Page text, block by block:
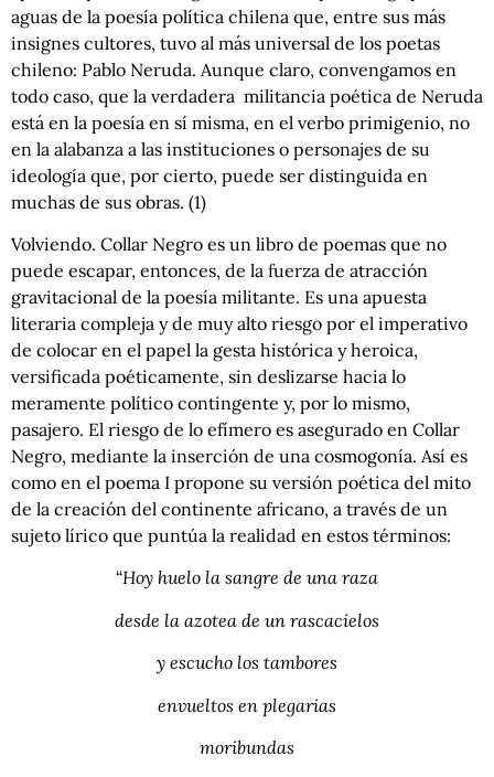
aguas de la poesía política chilena que, entre sus más
insignes cultores, tuvo al más universal de los poetas
chileno: Pablo Neruda. Aunque claro, convengamos en
todo caso, que la verdadera militancia poética de Neruda
está en la poesía en sí misma, en el verbo primigenio, no
en la alabanza a las instituciones o personajes de su
ideología que, por cierto, puede ser distinguida en
muchas de sus obras. (1)
Volviendo. Collar Negro es un libro de poemas que no
puede escapar, entonces, de la fuerza de atracción
gravitacional de la poesía militante. Es una apuesta
literaria compleja y de muy alto riesgo por el imperativo
de colocar en el papel la gesta histórica y heroica,
versificada poéticamente, sin deslizarse hacia lo
meramente político contingente y, por lo mismo,
pasajero. El riesgo de lo efímero es asegurado en Collar
Negro, mediante la inserción de una cosmogonía. Así es
como en el poema I propone su versión poética del mito
de la creación del continente africano, a través de un
sujeto lírico que puntúa la realidad en estos términos:
“Hoy huelo la sangre de una raza
desde la azotea de un rascacielos
y escucho los tambores
envueltos en plegarias
moribundas